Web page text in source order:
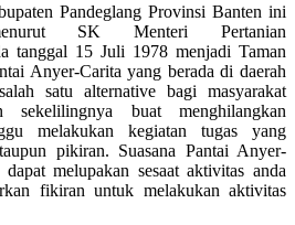
Pandeglang Provinsi Banten ini
SK Menteri Pertanian
tanggal 15 Juli 1978 menjadi Taman
Anyer-Carita yang berada di daerah
satu alternative bagi masyarakat
sekelilingnya buat menghilangkan
melakukan kegiatan tugas yang
pikiran. Suasana Pantai Anyer-
melupakan sesaat aktivitas anda
fikiran untuk melakukan aktivitas